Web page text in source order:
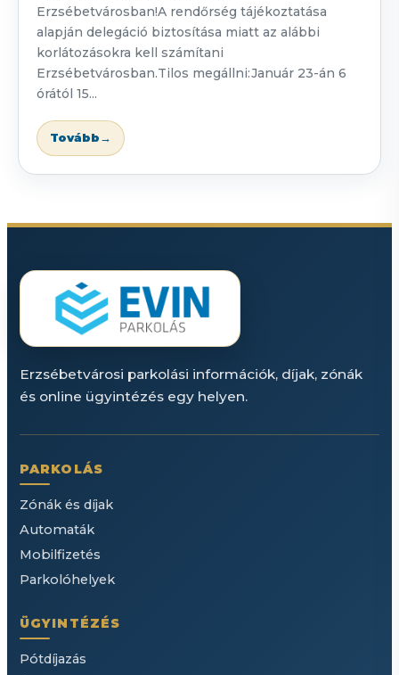
Erzsébetvárosban!A rendőrség tájékoztatása
alapján delegáció biztosítása miatt az alábbi
korlátozásokra kell számítani
Erzsébetvárosban.Tilos megállni:Január 23-án 6
órától 15...
Tovább→
Erzsébetvárosi parkolási információk, díjak, zónák
és online ügyintézés egy helyen.
PARKOLÁS
Zónák és díjak
Automaták
Mobilfizetés
Parkolóhelyek
ÜGYINTÉZÉS
Pótdíjazás